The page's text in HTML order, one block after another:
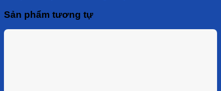
Sản phẩm tương tự